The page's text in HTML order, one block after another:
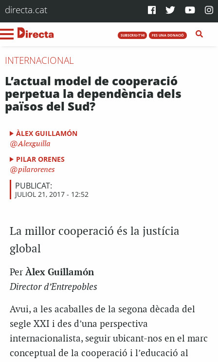
directa.cat
SUBSCRIU-T'HI FES UNA DONACIÓ
INTERNACIONAL
L’actual model de cooperació
perpetua la dependència dels
països del Sud?
ÀLEX GUILLAMÓN
Alexguilla
PILAR ORENES
pilarorenes
PUBLICAT:
JULIOL 21, 2017 - 12:52
La millor cooperació és la justícia
global
Per Àlex Guillamón
Director d’Entrepobles
Avui, a les acaballes de la segona dècada del
segle XXI i des d’una perspectiva
internacionalista, seguir ubicant-nos en el marc
conceptual de la cooperació i l’educació al